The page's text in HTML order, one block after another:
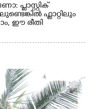
പ്ലാസ്റ്റിക്
ഫ്ലാറ്റിലും
ഈ രീതി